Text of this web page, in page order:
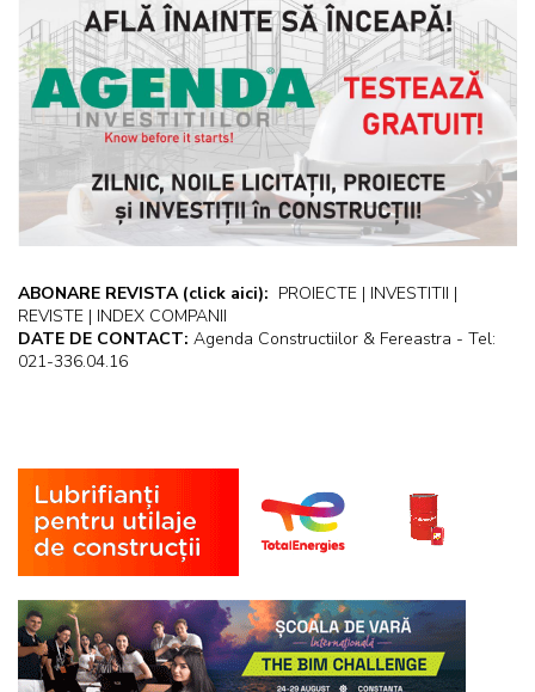
ABONARE REVISTA (click aici): PROIECTE | INVESTITII |
REVISTE | INDEX COMPANII
DATE DE CONTACT: Agenda Constructiilor & Fereastra - Tel:
021-336.04.16